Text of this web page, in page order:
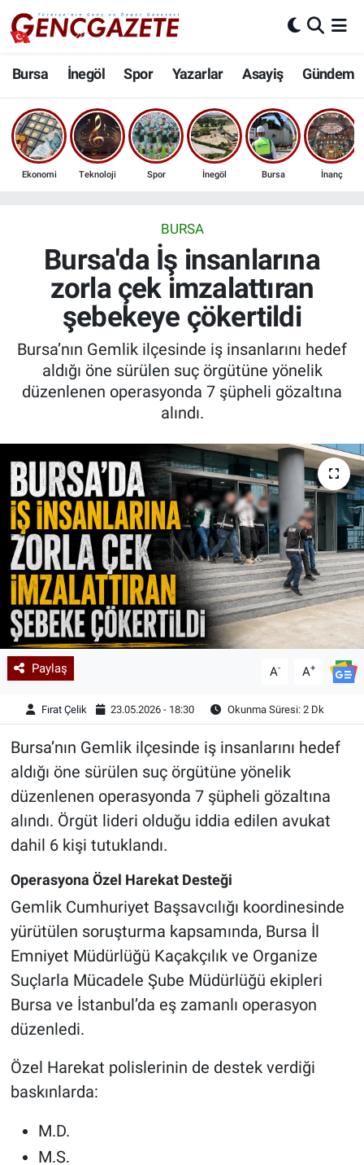
Bursa İnegöl Spor Yazarlar Asayiş Gündem
Ekonomi Teknoloji Spor İnegöl Bursa İnanç
BURSA
Bursa'da İş insanlarına
zorla çek imzalattıran
şebekeye çökertildi
Bursa’nın Gemlik ilçesinde iş insanlarını hedef
aldığı öne sürülen suç örgütüne yönelik
düzenlenen operasyonda 7 şüpheli gözaltına
alındı.
Paylaş A- A+
Fırat Çelik 23.05.2026 - 18:30 Okunma Süresi: 2 Dk
Bursa’nın Gemlik ilçesinde iş insanlarını hedef
aldığı öne sürülen suç örgütüne yönelik
düzenlenen operasyonda 7 şüpheli gözaltına
alındı. Örgüt lideri olduğu iddia edilen avukat
dahil 6 kişi tutuklandı.
Operasyona Özel Harekat Desteği
Gemlik Cumhuriyet Başsavcılığı koordinesinde
yürütülen soruşturma kapsamında, Bursa İl
Emniyet Müdürlüğü Kaçakçılık ve Organize
Suçlarla Mücadele Şube Müdürlüğü ekipleri
Bursa ve İstanbul’da eş zamanlı operasyon
düzenledi.
Özel Harekat polislerinin de destek verdiği
baskınlarda:
M.D.
M.S.
Bursa
İnegöl
3.SAYFA
Ekonomi
Güncel
İnanç
Kadın & Aile
Sağlık
Siyaset
Teknoloji
Yazarlar
Astroloji-Rüya
Nöbetçi Eczaneler
Hava Durumu
Trafik Durumu
Son Dakika Haberleri
Haber Arşivi